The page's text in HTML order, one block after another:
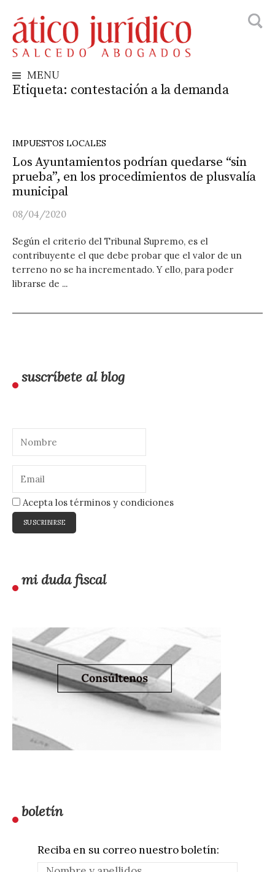
to
content
MENU
Etiqueta: contestación a la demanda
IMPUESTOS LOCALES
Los Ayuntamientos podrían quedarse “sin
prueba”, en los procedimientos de plusvalía
municipal
08/04/2020
Según el criterio del Tribunal Supremo, es el
contribuyente el que debe probar que el valor de un
terreno no se ha incrementado. Y ello, para poder
librarse de ...
suscríbete al blog
Acepta los términos y condiciones
mi duda fiscal
boletín
Reciba en su correo nuestro boletín: